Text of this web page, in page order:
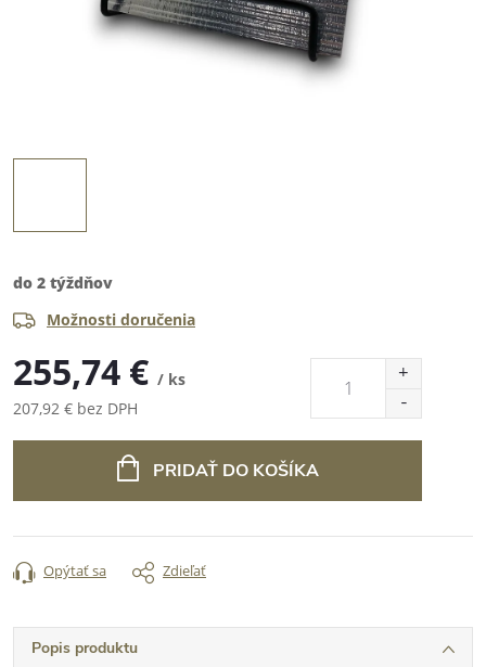
do 2 týždňov
Možnosti doručenia
255,74 € / ks
207,92 € bez DPH
PRIDAŤ DO KOŠÍKA
Opýtať sa Zdieľať
Popis produktu